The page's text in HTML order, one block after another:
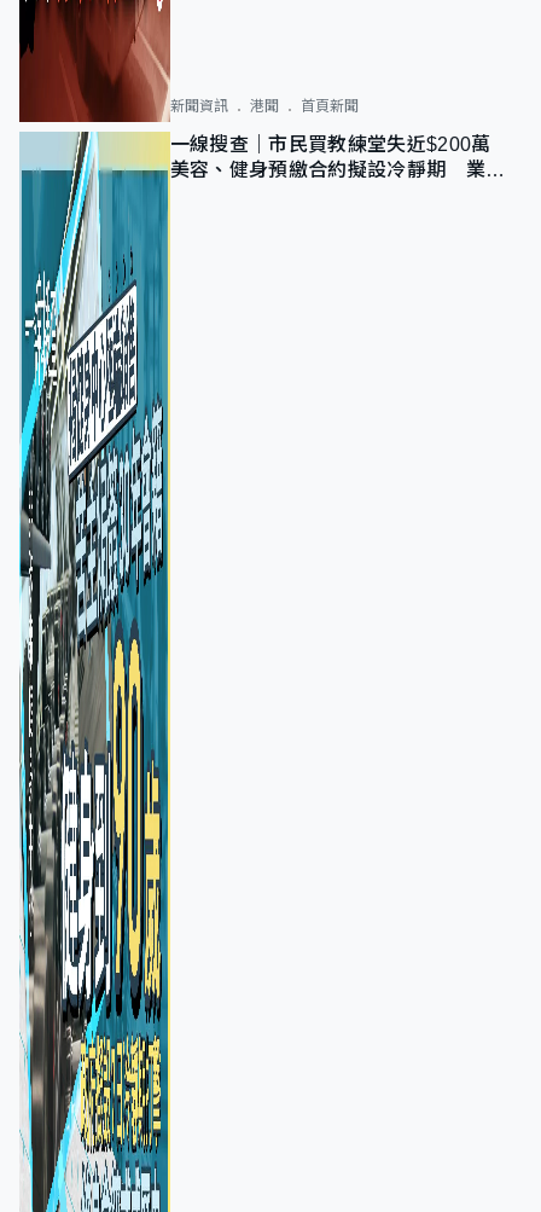
新聞資訊 港聞 首頁新聞
一線搜查｜市民買教練堂失近$200萬
美容、健身預繳合約擬設冷靜期 業界